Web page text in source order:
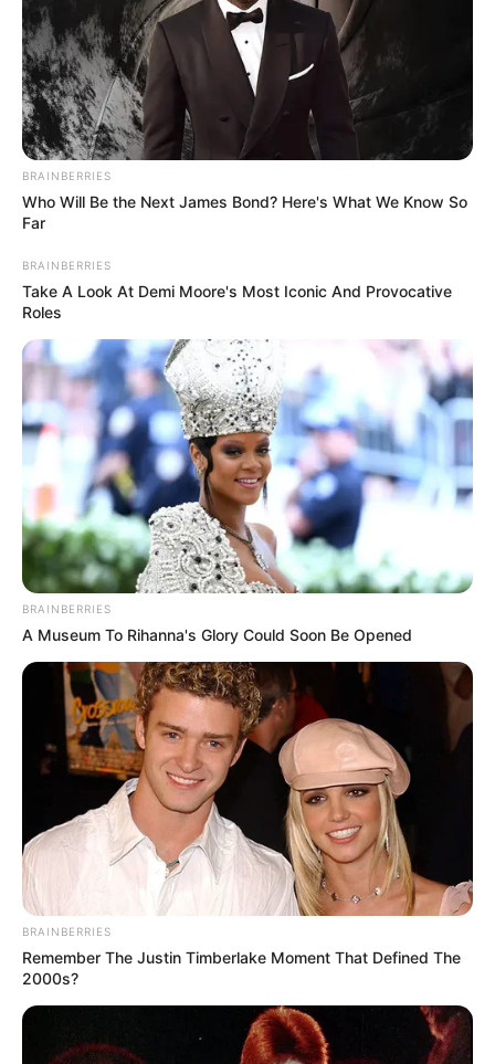
Καταστήματα Εστίασης και E-shops
Ακολουθήστε το evianews.com στο
Google
News
ΤΑ ΠΙΟ ΔΗΜΟΦΙΛΗ
BRAINBERRIES
Who Will Be the Next James Bond? Here's What We Know So
Far
BRAINBERRIES
Take A Look At Demi Moore's Most Iconic And Provocative
Roles
BRAINBERRIES
A Museum To Rihanna's Glory Could Soon Be Opened
BRAINBERRIES
Remember The Justin Timberlake Moment That Defined The
2000s?